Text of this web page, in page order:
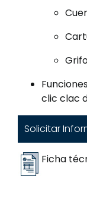
clic clac
Solicitar
Ficha